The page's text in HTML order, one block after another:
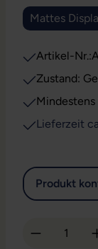
Mattes
Artikel-Nr.:
Zustand:
Mindestens
Lieferzeit
Produkt
Produkt